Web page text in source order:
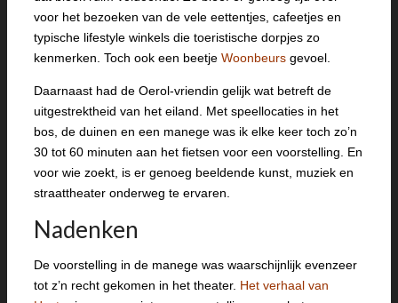
voor het bezoeken van de vele eettentjes, cafeetjes en
typische lifestyle winkels die toeristische dorpjes zo
kenmerken. Toch ook een beetje Woonbeurs gevoel.
Daarnaast had de Oerol-vriendin gelijk wat betreft de
uitgestrektheid van het eiland. Met speellocaties in het
bos, de duinen en een manege was ik elke keer toch zo’n
30 tot 60 minuten aan het fietsen voor een voorstelling. En
voor wie zoekt, is er genoeg beeldende kunst, muziek en
straattheater onderweg te ervaren.
Nadenken
De voorstelling in de manege was waarschijnlijk evenzeer
tot z’n recht gekomen in het theater. Het verhaal van